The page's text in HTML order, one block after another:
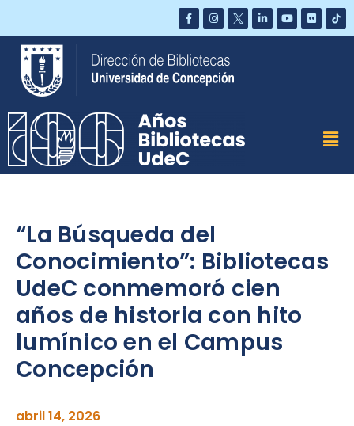
Saltar
contenido
“La Búsqueda del
Conocimiento”: Bibliotecas
UdeC conmemoró cien
años de historia con hito
lumínico en el Campus
Concepción
abril 14, 2026